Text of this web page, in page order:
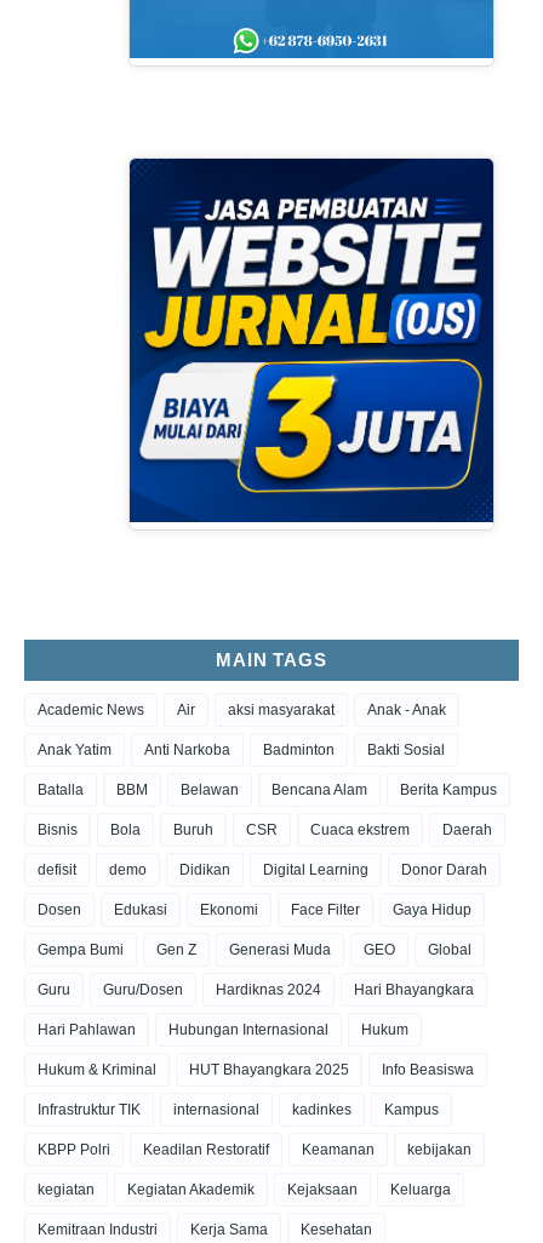
MAIN TAGS
Academic News Air aksi masyarakat Anak - Anak
Anak Yatim Anti Narkoba Badminton Bakti Sosial
Batalla BBM Belawan Bencana Alam Berita Kampus
Bisnis Bola Buruh CSR Cuaca ekstrem Daerah
defisit demo Didikan Digital Learning Donor Darah
Dosen Edukasi Ekonomi Face Filter Gaya Hidup
Gempa Bumi Gen Z Generasi Muda GEO Global
Guru Guru/Dosen Hardiknas 2024 Hari Bhayangkara
Hari Pahlawan Hubungan Internasional Hukum
Hukum & Kriminal HUT Bhayangkara 2025 Info Beasiswa
Infrastruktur TIK internasional kadinkes Kampus
KBPP Polri Keadilan Restoratif Keamanan kebijakan
kegiatan Kegiatan Akademik Kejaksaan Keluarga
Kemitraan Industri Kerja Sama Kesehatan